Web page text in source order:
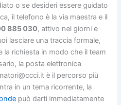
o se desideri essere guidato
il telefono è la via maestra e il
885 030, attivo nei giorni e
lasciare una traccia formale,
la richiesta in modo che il team
la posta elettronica
è il percorso più
in un tema ricorrente, la
può darti immediatamente